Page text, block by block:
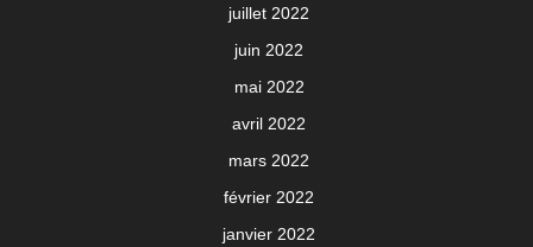
juillet 2022
juin 2022
mai 2022
avril 2022
mars 2022
février 2022
janvier 2022